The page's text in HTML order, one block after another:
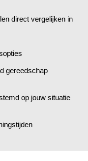
direct vergelijken in
gereedschap
op jouw situatie